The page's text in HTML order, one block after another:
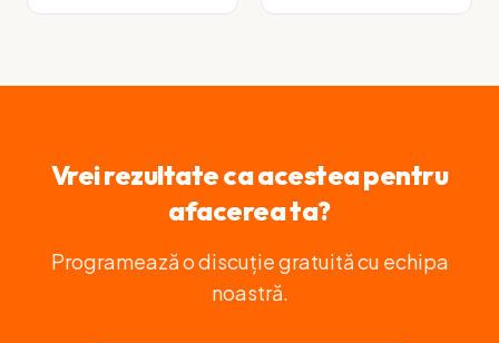
Vrei rezultate ca acestea pentru
afacerea ta?
Programează o discuție gratuită cu echipa
noastră.